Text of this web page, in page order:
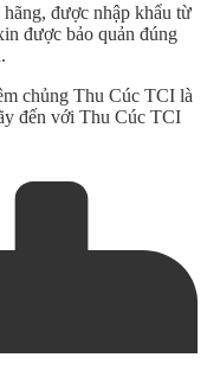
được nhập khẩu từ
được bảo quản đúng
chủng Thu Cúc TCI là
đến với Thu Cúc TCI